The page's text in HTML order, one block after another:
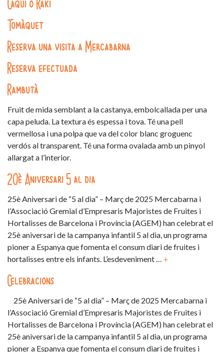
Caqui o Kaki
Tomàquet
Reserva una visita a Mercabarna
Reserva efectuada
Rambutà
Fruit de mida semblant a la castanya, embolcallada per una
capa peluda. La textura és espessa i tova. Té una pell
vermellosa i una polpa que va del color blanc groguenc
verdós al transparent. Té una forma ovalada amb un pinyol
allargat a l’interior.
20è Aniversari 5 al dia
25è Aniversari de “5 al dia” – Març de 2025 Mercabarna i
l’Associació Gremial d’Empresaris Majoristes de Fruites i
Hortalisses de Barcelona i Província (AGEM) han celebrat el
25è aniversari de la campanya infantil 5 al dia, un programa
pioner a Espanya que fomenta el consum diari de fruites i
hortalisses entre els infants. L’esdeveniment … +
Celebracions
25è Aniversari de “5 al dia” – Març de 2025 Mercabarna i
l’Associació Gremial d’Empresaris Majoristes de Fruites i
Hortalisses de Barcelona i Província (AGEM) han celebrat el
25è aniversari de la campanya infantil 5 al dia, un programa
pioner a Espanya que fomenta el consum diari de fruites i